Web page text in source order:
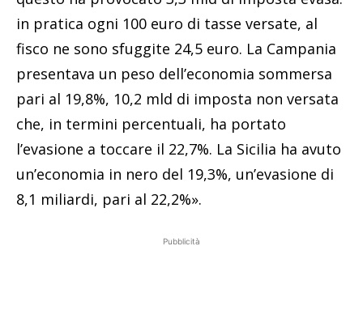
in pratica ogni 100 euro di tasse versate, al
fisco ne sono sfuggite 24,5 euro. La Campania
presentava un peso dell’economia sommersa
pari al 19,8%, 10,2 mld di imposta non versata
che, in termini percentuali, ha portato
l’evasione a toccare il 22,7%. La Sicilia ha avuto
un’economia in nero del 19,3%, un’evasione di
8,1 miliardi, pari al 22,2%».
Pubblicità